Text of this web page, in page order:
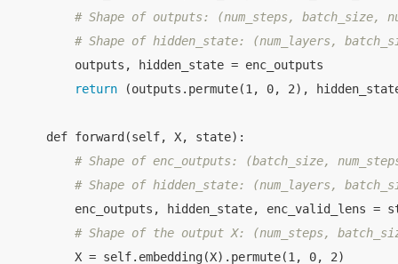
# Shape of outputs: (num_steps, batch_size,
# Shape of hidden_state: (num_layers,
        outputs, hidden_state = enc_outputs
return (outputs.permute(1, 0, 2),
    def forward(self, X, state):
# Shape of enc_outputs: (batch_size,
# Shape of hidden_state: (num_layers,
enc_outputs, hidden_state, enc_valid_lens =
# Shape of the output X: (num_steps,
        X = self.embedding(X).permute(1, 0, 2)